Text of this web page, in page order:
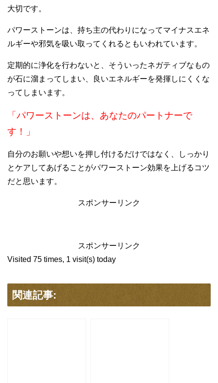
大切です。
パワーストーンは、持ち主の代わりになってマイナスエネ
ルギーや邪気を吸い取ってくれるともいわれています。
定期的に浄化を行わないと、そういったネガティブなもの
が石に溜まってしまい、良いエネルギーを発揮しにくくな
ってしまいます。
「パワーストーンは、あなたのパートナーで
す！」
自分のお願いや想いを押し付けるだけではなく、しっかり
とケアしてあげることがパワーストーン効果を上げるコツ
だと思います。
スポンサーリンク
スポンサーリンク
Visited 75 times, 1 visit(s) today
関連記事: